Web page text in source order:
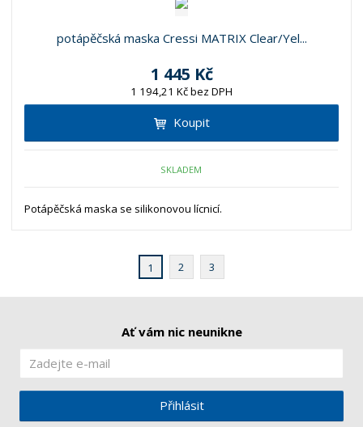
potápěčská maska Cressi MATRIX Clear/Yel...
1 445 Kč
1 194,21 Kč bez DPH
Koupit
SKLADEM
Potápěčská maska se silikonovou lícnicí.
1 2 3
Ať vám nic neunikne
Přihlásit